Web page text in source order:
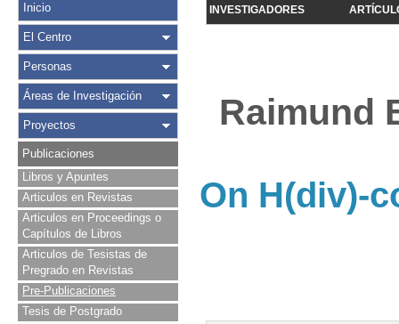
Inicio
El Centro
Personas
Áreas de Investigación
Proyectos
Publicaciones
Libros y Apuntes
Articulos en Revistas
Articulos en Proceedings o
Capítulos de Libros
Articulos de Tesistas de
Pregrado en Revistas
Pre-Publicaciones
Tesis de Postgrado
INVESTIGADORES
Raimund
On H(div)-